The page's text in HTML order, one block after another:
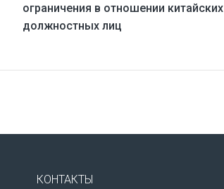
ограничения в отношении китайских
должностных лиц
КОНТАКТЫ